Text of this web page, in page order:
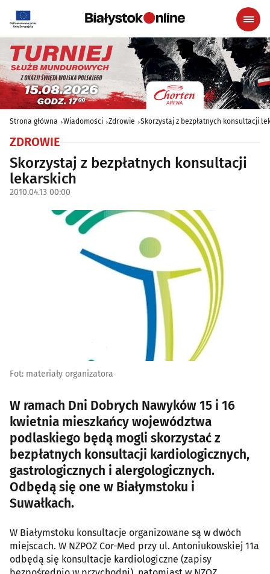
Strona główna Wiadomości Zdrowie Skorzystaj z bezpłatnych konsultacji
ZDROWIE
Skorzystaj z bezpłatnych konsultacji
lekarskich
2010.04.13 00:00
Fot: materiały organizatora
W ramach Dni Dobrych Nawyków 15 i 16
kwietnia mieszkańcy województwa
podlaskiego będą mogli skorzystać z
bezpłatnych konsultacji kardiologicznych,
gastrologicznych i alergologicznych.
Odbędą się one w Białymstoku i
Suwałkach.
W Białymstoku konsultacje organizowane są w dwóch
miejscach. W NZPOZ Cor-Med przy ul. Antoniukowskiej 11a
odbędą się konsultacje kardiologiczne (zapisy